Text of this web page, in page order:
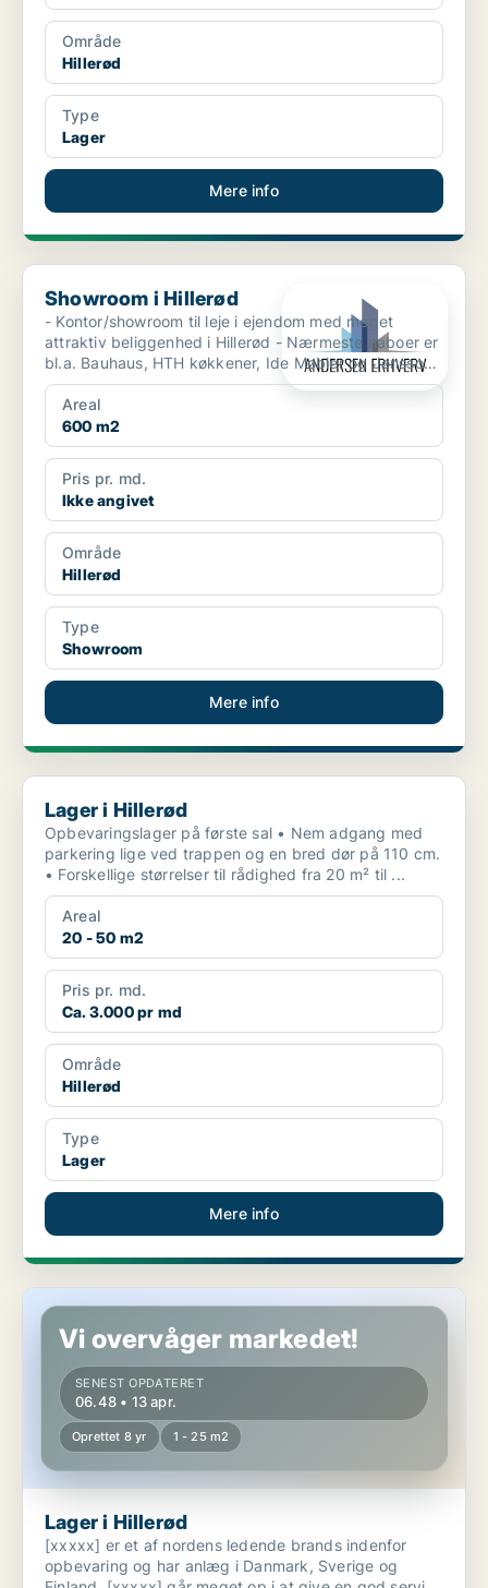
Område
Hillerød
Type
Lager
Mere info
Showroom i Hillerød
Showroom i Hillerød
- Kontor/showroom til leje i ejendom med meget
attraktiv beliggenhed i Hillerød - Nærmeste naboer er
bl.a. Bauhaus, HTH køkkener, Ide Møbler og Jønsson
Bilc...
Areal
600 m2
Pris pr. md.
Ikke angivet
Område
Hillerød
Type
Showroom
Mere info
Lager i Hillerød
Lager i Hillerød
Opbevaringslager på første sal • Nem adgang med
parkering lige ved trappen og en bred dør på 110 cm.
• Forskellige størrelser til rådighed fra 20 m² til ...
Areal
20 - 50 m2
Pris pr. md.
Ca. 3.000 pr md
Område
Hillerød
Type
Lager
Mere info
Lager i Hillerød
Vi overvåger markedet!
SENEST OPDATERET
06.48 • 13 apr.
Oprettet 8 yr 1 - 25 m2
Lager i Hillerød
[xxxxx] er et af nordens ledende brands indenfor
opbevaring og har anlæg i Danmark, Sverige og